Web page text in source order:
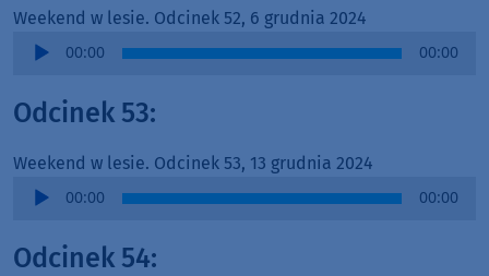
Weekend w lesie. Odcinek 52, 6 grudnia 2024
Audio
00:00 00:00
Odcinek 53:
Weekend w lesie. Odcinek 53, 13 grudnia 2024
Audio
00:00 00:00
Odcinek 54: